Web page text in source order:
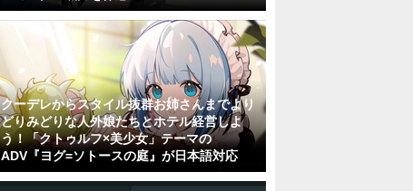
クーデレからスタイル抜群お姉さんまでより
どりみどりな人外娘たちとホテル経営しよ
う！「クトゥルフ×美少女」テーマの
ADV『ヨグ=ソトースの庭』が日本語対応